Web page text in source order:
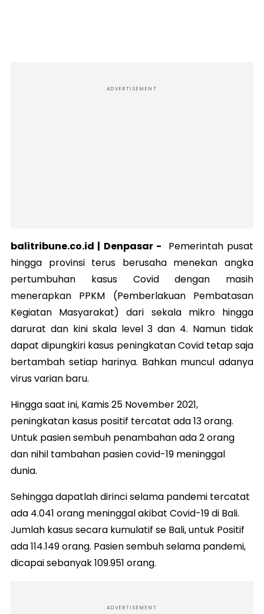
ADVERTISEMENT
balitribune.co.id | Denpasar -
Pemerintah pusat
hingga provinsi terus berusaha menekan angka
pertumbuhan kasus Covid dengan masih
menerapkan PPKM (Pemberlakuan Pembatasan
Kegiatan Masyarakat) dari sekala mikro hingga
darurat dan kini skala level 3 dan 4. Namun tidak
dapat dipungkiri kasus peningkatan Covid tetap saja
bertambah setiap harinya. Bahkan muncul adanya
virus varian baru.
Hingga saat ini, Kamis 25 November 2021,
peningkatan kasus positif tercatat ada 13 orang.
Untuk pasien sembuh penambahan ada 2 orang
dan nihil tambahan pasien covid-19 meninggal
dunia.
Sehingga dapatlah dirinci selama pandemi tercatat
ada 4.041 orang meninggal akibat Covid-19 di Bali.
Jumlah kasus secara kumulatif se Bali, untuk Positif
ada 114.149 orang. Pasien sembuh selama pandemi,
dicapai sebanyak 109.951 orang.
ADVERTISEMENT